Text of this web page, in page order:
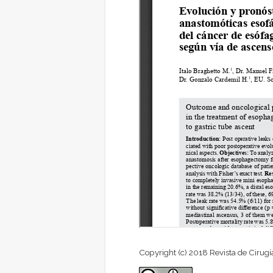
Copyright (c) 2018 Revista de